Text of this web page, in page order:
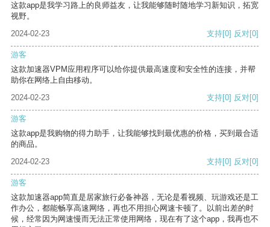
这款app是我学习路上的良师益友，让我能够随时随地学习新知识，拓宽
视野。
2024-02-23
支持[0] 反对[0]
游客
这款加速器VPM应用程序可以给你提供最高速度和安全性的连接，并帮
助你在网络上自由移动。
2024-02-23
支持[0] 反对[0]
游客
这款app是我购物的得力助手，让我能够找到最优惠的价格，买到最合适
的商品。
2024-02-23
支持[0] 反对[0]
游客
这款加速器app简直是居家旅行必备神器，无论是看视频、玩游戏还是工
作办公，都能畅享高速网络，再也不用担心网速卡顿了。以前出差的时
候，经常因为网速慢而无法正常使用网络，现在有了这个app，我再也不